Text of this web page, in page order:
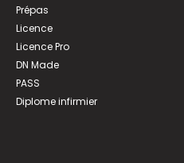
Prépas
Licence
Licence Pro
DN Made
PASS
Diplome infirmier